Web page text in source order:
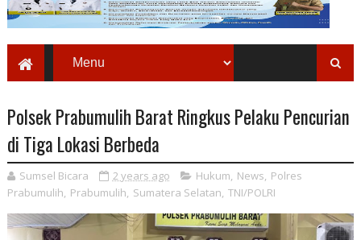
Polsek Prabumulih Barat Ringkus Pelaku Pencurian
di Tiga Lokasi Berbeda
Sumsel Bicara 2 years ago Hukum, News, Polres
Prabumulih, Prabumulih, Sumatera Selatan, TNI/POLRI